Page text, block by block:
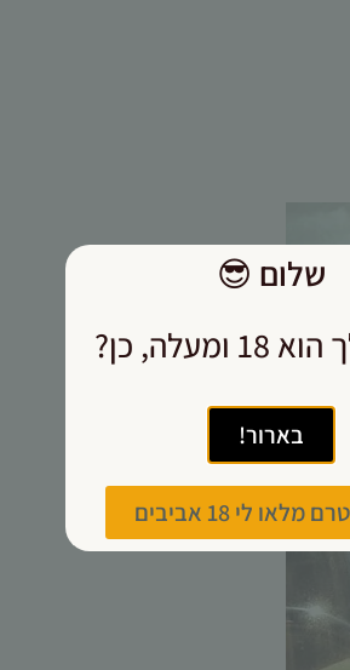
העניין
וההתנהגות
באתר,
ההזדמנות
מותאמות
אישית.
שלום 😎
כן?
בארור!
לי 18 אביבים